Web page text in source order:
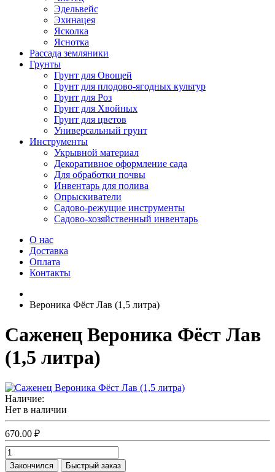
Эдельвейс
Эхинацея
Ясколка
Яснотка
Рассада земляники
Грунты
Грунт для Овощей
Грунт для плодово-ягодных культур
Грунт для Роз
Грунт для Хвойных
Грунт для цветов
Универсальный грунт
Инструменты
Укрывной материал
Декоративное оформление сада
Для обработки почвы
Инвентарь для полива
Опрыскиватели
Садово-режущие инструменты
Садово-хозяйственный инвентарь
О нас
Доставка
Оплата
Контакты
Вероника Фёст Лав (1,5 литра)
Саженец Вероника Фёст Лав
(1,5 литра)
Наличие:
Нет в наличии
670.00 ₽
Закончился Быстрый заказ